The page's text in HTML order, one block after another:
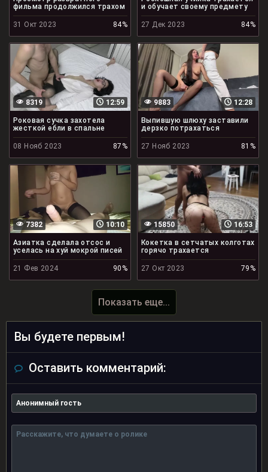
фильма продолжился трахом
31 Окт 2023 84%
и обучает своему предмету
27 Дек 2023 84%
12:59
8319
Роковая сучка захотела
жесткой ебли в спальне
08 Нояб 2023 87%
12:28
9883
Выпившую шлюху заставили
дерзко потрахаться
27 Нояб 2023 81%
10:10
7382
Азиатка сделала отсос и
уселась на хуй мокрой писей
21 Фев 2024 90%
16:53
15850
Кокетка в сетчатых колготах
горячо трахается
27 Окт 2023 79%
Показать еще...
Вы будете первым!
Оставить комментарий: